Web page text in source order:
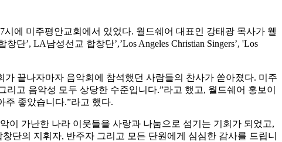
에 미주평안교회에서 있었다. 월드쉐어 대표인 강태광 목사가 웰
’, LA남성선교 합창단’,’Los Angeles Christian Singers’, 'Los
끝나자마자 음악회에 참석했던 사람들의 찬사가 쏟아졌다. 미주
고 음악성 모두 상당한 수준입니다.”라고 했고, 월드쉐어 홍보이
주 좋았습니다.”라고 했다.
이 가난한 나라 이웃들을 사랑과 나눔으로 섬기는 기회가 되었고,
단의 지휘자, 반주자 그리고 모든 단원에게 심심한 감사를 드립니